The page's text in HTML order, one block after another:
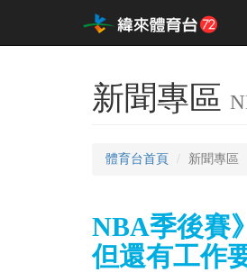
新聞專區
體育台首頁 新聞專區
NBA季後賽
但還有工作